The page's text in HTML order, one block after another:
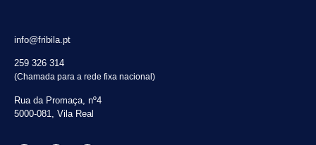
info@fribila.pt
259 326 314
(Chamada para a rede fixa nacional)
Rua da Promaça, nº4
5000-081, Vila Real